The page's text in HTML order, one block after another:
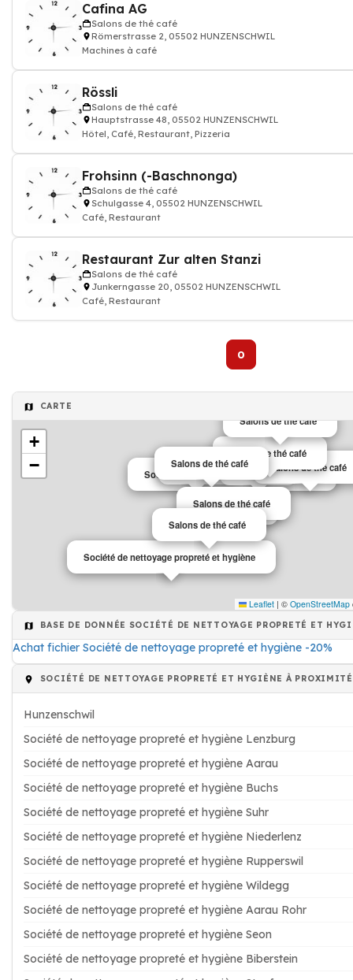
Cafina AG
Salons de thé café
Römerstrasse 2, 05502 HUNZENSCHWIL
Machines à café
Rössli
Salons de thé café
Hauptstrasse 48, 05502 HUNZENSCHWIL
Hôtel, Café, Restaurant, Pizzeria
Frohsinn (-Baschnonga)
Salons de thé café
Schulgasse 4, 05502 HUNZENSCHWIL
Café, Restaurant
Restaurant Zur alten Stanzi
Salons de thé café
Junkerngasse 20, 05502 HUNZENSCHWIL
Café, Restaurant
0
CARTE
Société de nettoyage propreté et hygiène
Société de nettoyage propreté et hygiène
Café
Garagiste
GaragisteSalons de thé café
Salons de thé café
Salons de thé café
Salons de thé café
Salons de thé café
Salons de thé café
+
−
Leaflet | © OpenStreetMap
BASE DE DONNÉE SOCIÉTÉ DE NETTOYAGE PROPRETÉ ET
Achat fichier Société de nettoyage propreté et hygiène -20%
SOCIÉTÉ DE NETTOYAGE PROPRETÉ ET HYGIÈNE À PROXIMITÉ
Hunzenschwil
Société de nettoyage propreté et hygiène Lenzburg
Société de nettoyage propreté et hygiène Aarau
Société de nettoyage propreté et hygiène Buchs
Société de nettoyage propreté et hygiène Suhr
Société de nettoyage propreté et hygiène Niederlenz
Société de nettoyage propreté et hygiène Rupperswil
Société de nettoyage propreté et hygiène Wildegg
Société de nettoyage propreté et hygiène Aarau Rohr
Société de nettoyage propreté et hygiène Seon
Société de nettoyage propreté et hygiène Biberstein